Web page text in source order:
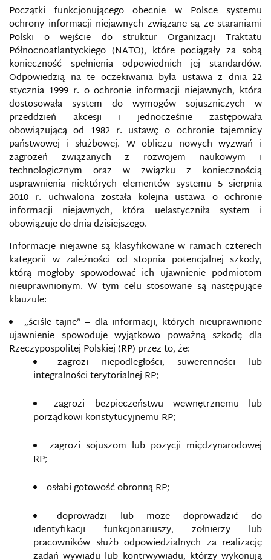
Początki funkcjonującego obecnie w Polsce systemu
ochrony informacji niejawnych związane są ze staraniami
Polski o wejście do struktur Organizacji Traktatu
Północnoatlantyckiego (NATO), które pociągały za sobą
konieczność spełnienia odpowiednich jej standardów.
Odpowiedzią na te oczekiwania była ustawa z dnia 22
stycznia 1999 r. o ochronie informacji niejawnych, która
dostosowała system do wymogów sojuszniczych w
przeddzień akcesji i jednocześnie zastępowała
obowiązującą od 1982 r. ustawę o ochronie tajemnicy
państwowej i służbowej. W obliczu nowych wyzwań i
zagrożeń związanych z rozwojem naukowym i
technologicznym oraz w związku z koniecznością
usprawnienia niektórych elementów systemu 5 sierpnia
2010 r. uchwalona została kolejna ustawa o ochronie
informacji niejawnych, która uelastyczniła system i
obowiązuje do dnia dzisiejszego.
Informacje niejawne są klasyfikowane w ramach czterech
kategorii w zależności od stopnia potencjalnej szkody,
którą mogłoby spowodować ich ujawnienie podmiotom
nieuprawnionym. W tym celu stosowane są następujące
klauzule:
„ściśle tajne” – dla informacji, których nieuprawnione
ujawnienie spowoduje wyjątkowo poważną szkodę dla
Rzeczypospolitej Polskiej (RP) przez to, że:
zagrozi niepodległości, suwerenności lub
integralności terytorialnej RP;
zagrozi bezpieczeństwu wewnętrznemu lub
porządkowi konstytucyjnemu RP;
zagrozi sojuszom lub pozycji międzynarodowej
RP;
osłabi gotowość obronną RP;
doprowadzi lub może doprowadzić do
identyfikacji funkcjonariuszy, żołnierzy lub
pracowników służb odpowiedzialnych za realizację
zadań wywiadu lub kontrwywiadu, którzy wykonują